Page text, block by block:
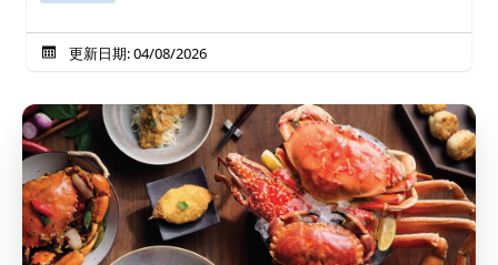
更新日期: 04/08/2026